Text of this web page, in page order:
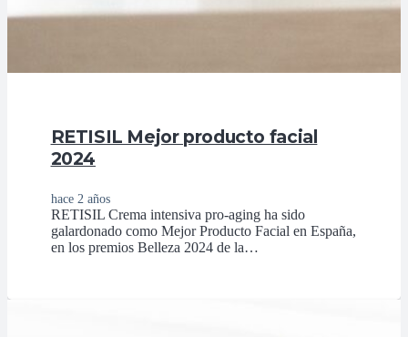
RETISIL Mejor producto facial
2024
hace 2 años
RETISIL Crema intensiva pro-aging ha sido
galardonado como Mejor Producto Facial en España,
en los premios Belleza 2024 de la…